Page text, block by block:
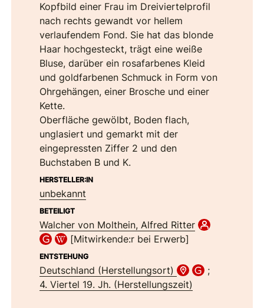
Kopfbild einer Frau im Dreiviertelprofil
nach rechts gewandt vor hellem
verlaufendem Fond. Sie hat das blonde
Haar hochgesteckt, trägt eine weiße
Bluse, darüber ein rosafarbenes Kleid
und goldfarbenen Schmuck in Form von
Ohrgehängen, einer Brosche und einer
Kette.
Oberfläche gewölbt, Boden flach,
unglasiert und gemarkt mit der
eingepressten Ziffer 2 und den
Buchstaben B und K.
HERSTELLER:IN
unbekannt
BETEILIGT
Walcher von Molthein, Alfred Ritter
[Mitwirkende:r bei Erwerb]
ENTSTEHUNG
Deutschland (Herstellungsort)
;
4. Viertel 19. Jh. (Herstellungszeit)